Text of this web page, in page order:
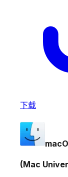
下载
(Mac